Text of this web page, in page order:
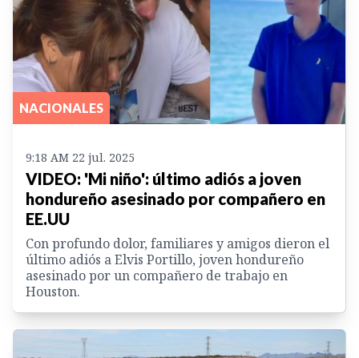
NACIONALES
9:18 AM 22 jul. 2025
VIDEO: 'Mi niño': último adiós a joven
hondureño asesinado por compañero en
EE.UU
Con profundo dolor, familiares y amigos dieron el
último adiós a Elvis Portillo, joven hondureño
asesinado por un compañero de trabajo en
Houston.